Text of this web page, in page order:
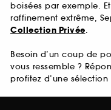
boisées par exemple.
raffinement extrême,
Collection Privée.
Besoin d’un coup de
vous ressemble ?
profitez d’une sélection